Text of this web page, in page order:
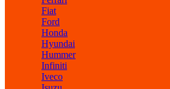
Fiat
Ford
Honda
Hyundai
Hummer
Infiniti
Iveco